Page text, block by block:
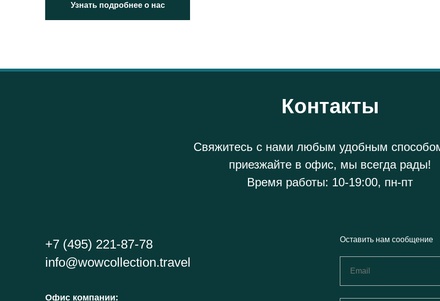
Узнать подробнее о нас
Контакты
Свяжитесь с нами любым удобным
приезжайте в офис, мы всегда рады!
Время работы: 10-19:00, пн-пт
+7 (495) 221-87-78
info@wowcollection.travel
Офис компании:
Оставить нам сообщение